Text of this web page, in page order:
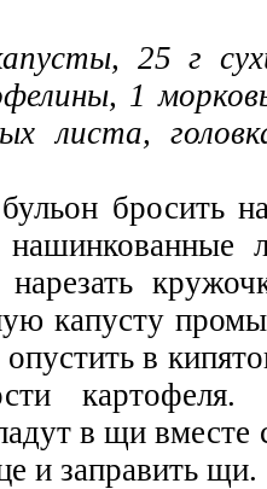
25 г
1
листа,
бросить
капусту
опустить в
в щи вместе
и заправить щи.